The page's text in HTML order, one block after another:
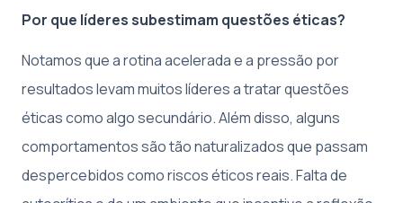
Por que líderes subestimam questões éticas?
Notamos que a rotina acelerada e a pressão por
resultados levam muitos líderes a tratar questões
éticas como algo secundário. Além disso, alguns
comportamentos são tão naturalizados que passam
despercebidos como riscos éticos reais. Falta de